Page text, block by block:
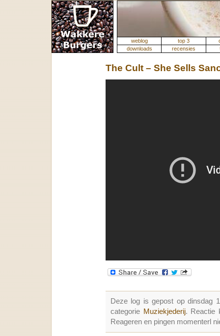
weblog top 3
downloads
recensies
The Cult – She Sells
Deze log is gepost op dinsdag
categorie Muziekjederij. Reactie
Reageren en pingen momenterl